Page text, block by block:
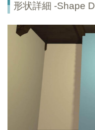
形状詳細 -Shape